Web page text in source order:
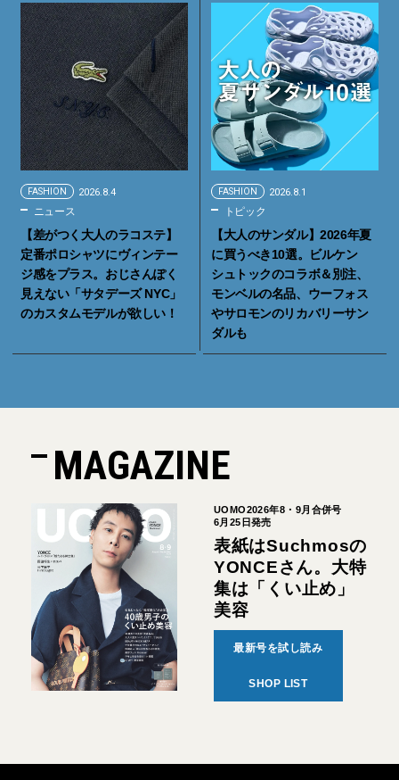
FASHION 2026.8.4
ニュース
【差がつく大人のラコステ】
定番ポロシャツにヴィンテー
ジ感をプラス。おじさんぽく
見えない「サタデーズ NYC」
のカスタムモデルが欲しい！
FASHION 2026.8.1
トピック
【大人のサンダル】2026年夏
に買うべき10選。ビルケン
シュトックのコラボ＆別注、
モンベルの名品、ウーフォス
やサロモンのリカバリーサン
ダルも
MAGAZINE
UOMO2026年8・9月合併号
6月25日発売
表紙はSuchmosの
YONCEさん。大特
集は「くい止め」
美容
最新号を試し読み
SHOP LIST